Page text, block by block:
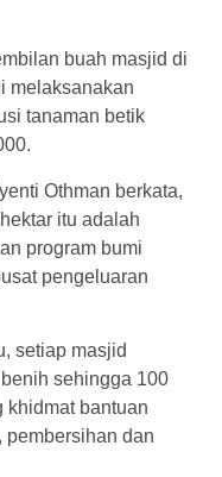
buah masjid di
melaksanakan
tanaman betik
Othman berkata,
itu adalah
program bumi
pengeluaran
setiap masjid
sehingga 100
khidmat bantuan
pembersihan dan